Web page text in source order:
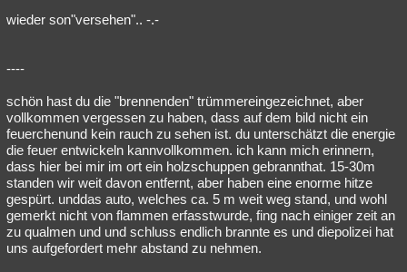
wieder son"versehen".. -.-
----
schön hast du die "brennenden" trümmereingezeichnet, aber
vollkommen vergessen zu haben, dass auf dem bild nicht ein
feuerchenund kein rauch zu sehen ist. du unterschätzt die energie
die feuer entwickeln kannvollkommen. ich kann mich erinnern,
dass hier bei mir im ort ein holzschuppen gebrannthat. 15-30m
standen wir weit davon entfernt, aber haben eine enorme hitze
gespürt. unddas auto, welches ca. 5 m weit weg stand, und wohl
gemerkt nicht von flammen erfasstwurde, fing nach einiger zeit an
zu qualmen und und schluss endlich brannte es und diepolizei hat
uns aufgefordert mehr abstand zu nehmen.